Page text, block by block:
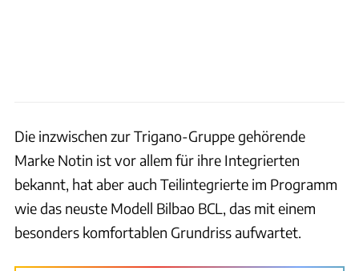
Die inzwischen zur Trigano-Gruppe gehörende
Marke Notin ist vor allem für ihre Integrierten
bekannt, hat aber auch Teilintegrierte im Programm
wie das neuste Modell Bilbao BCL, das mit einem
besonders komfortablen Grundriss aufwartet.